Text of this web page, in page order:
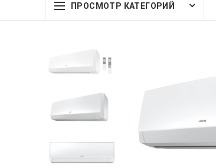
ПРОСМОТР КАТЕГОРИЙ